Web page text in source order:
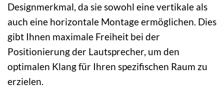
Designmerkmal, da sie sowohl eine vertikale als
auch eine horizontale Montage ermöglichen. Dies
gibt Ihnen maximale Freiheit bei der
Positionierung der Lautsprecher, um den
optimalen Klang für Ihren spezifischen Raum zu
erzielen.